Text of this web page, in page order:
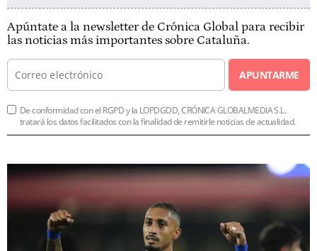
Apúntate a la newsletter de Crónica Global para recibir
las noticias más importantes sobre Cataluña.
APUNTARME
De conformidad con el RGPD y la LOPDGDD, CRÓNICA GLOBALMEDIA S.L.
tratará los datos facilitados con la finalidad de remitirle noticias de actualidad.